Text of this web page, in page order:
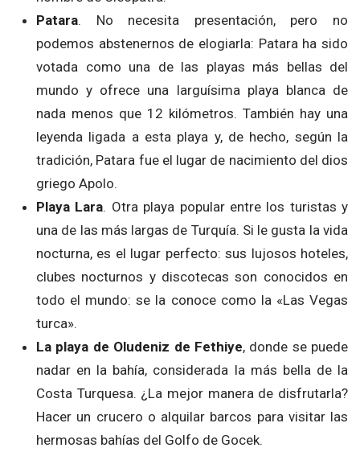
Patara. No necesita presentación, pero no
podemos abstenernos de elogiarla: Patara ha sido
votada como una de las playas más bellas del
mundo y ofrece una larguísima playa blanca de
nada menos que 12 kilómetros. También hay una
leyenda ligada a esta playa y, de hecho, según la
tradición, Patara fue el lugar de nacimiento del dios
griego Apolo.
Playa Lara. Otra playa popular entre los turistas y
una de las más largas de Turquía. Si le gusta la vida
nocturna, es el lugar perfecto: sus lujosos hoteles,
clubes nocturnos y discotecas son conocidos en
todo el mundo: se la conoce como la «Las Vegas
turca».
La playa de Oludeniz de Fethiye, donde se puede
nadar en la bahía, considerada la más bella de la
Costa Turquesa. ¿La mejor manera de disfrutarla?
Hacer un crucero o alquilar barcos para visitar las
hermosas bahías del Golfo de Gocek.